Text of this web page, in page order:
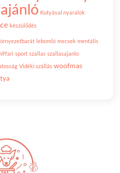
Kutyával nyaralok
készülődés
lebomló mecsek mentális
sport szallas szallasajanlo
Vidéki szállás woofmas